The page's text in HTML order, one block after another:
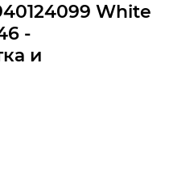
White
-
и